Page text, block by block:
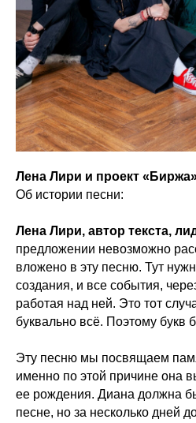
Лена Лири и проект
Об истории песни:
Лена Лири, автор текста,
предложении невозможно
вложено в эту песню. Тут
создания, и все события,
работая над ней. Это тот
буквально всё. Поэтому букв
Эту песню мы посвящаем
именно по этой причине она
ее рождения. Диана должна
песне, но за несколько дней